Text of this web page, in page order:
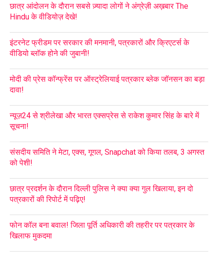
छात्र आंदोलन के दौरान सबसे ज़्यादा लोगों ने अंग्रेज़ी अख़बार The
Hindu के वीडियोज़ देखे!
इंटरनेट फ्रीडम पर सरकार की मनमानी, पत्रकारों और क्रिएटर्स के
वीडियो ब्लॉक होने की जुबानी!
मोदी की प्रेस कॉन्फ्रेंस पर ऑस्ट्रेलियाई पत्रकार ब्लेक जॉनसन का बड़ा
दावा!
न्यूज़24 से श्रीलेखा और भारत एक्सप्रेस से राकेश कुमार सिंह के बारे में
सूचना!
संसदीय समिति ने मेटा, एक्स, गूगल, Snapchat को किया तलब, 3 अगस्त
को पेशी!
छात्र प्रदर्शन के दौरान दिल्ली पुलिस ने क्या क्या गुल खिलाया, इन दो
पत्रकारों की रिपोर्ट में पढ़िए!
फोन कॉल बना बवाल! जिला पूर्ति अधिकारी की तहरीर पर पत्रकार के
खिलाफ मुकदमा